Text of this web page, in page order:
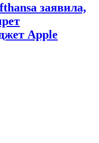
заявила,
Apple